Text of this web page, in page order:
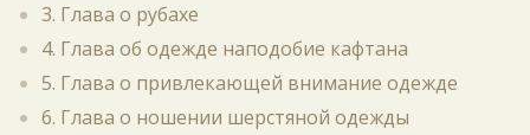
3. Глава о рубахе
4. Глава об одежде наподобие кафтана
5. Глава о привлекающей внимание одежде
6. Глава о ношении шерстяной одежды